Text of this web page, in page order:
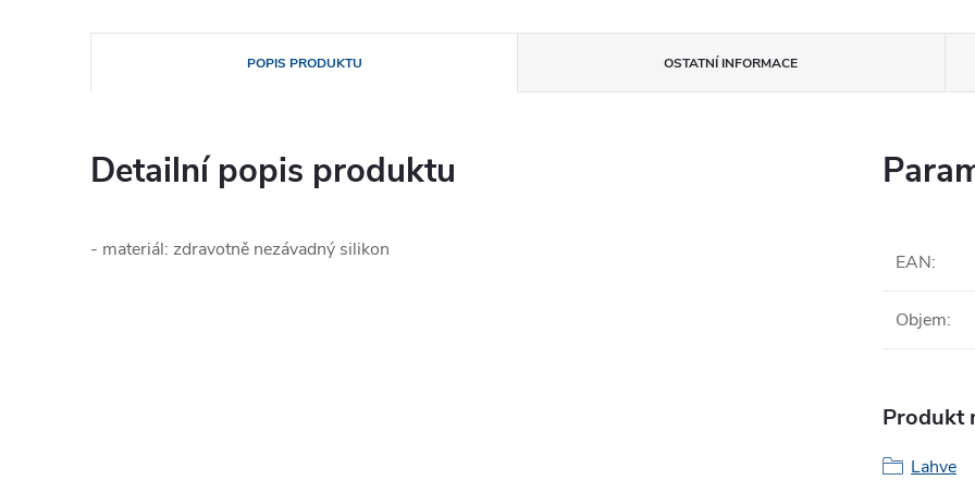
POPIS PRODUKTU OSTATNÍ INFORMACE
Detailní popis produktu
- materiál: zdravotně nezávadný silikon
EAN:
Objem:
Produkt
Lahve